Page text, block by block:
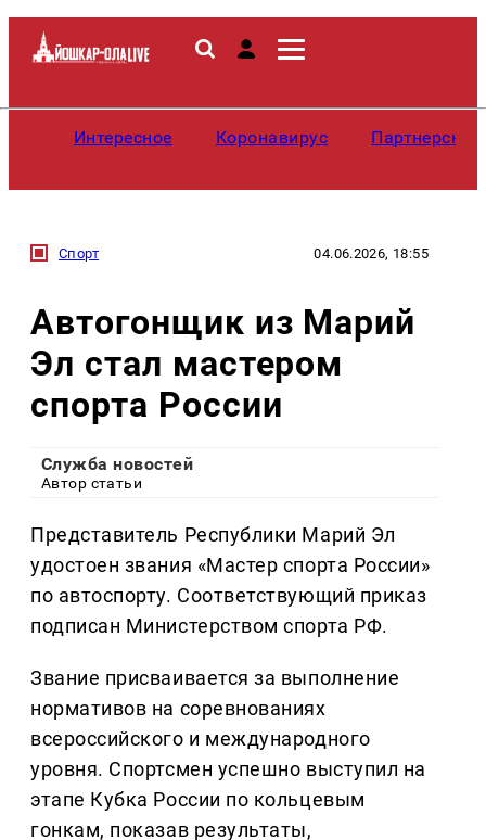
Интересное Коронавирус
Спорт 04.06.2026, 18:55
Автогонщик из Марий
Эл стал мастером
спорта России
Служба новостей
Автор статьи
Представитель Республики Марий Эл
удостоен звания «Мастер спорта России»
по автоспорту. Соответствующий приказ
подписан Министерством спорта РФ.
Звание присваивается за выполнение
нормативов на соревнованиях
всероссийского и международного
уровня. Спортсмен успешно выступил на
этапе Кубка России по кольцевым
гонкам, показав результаты,